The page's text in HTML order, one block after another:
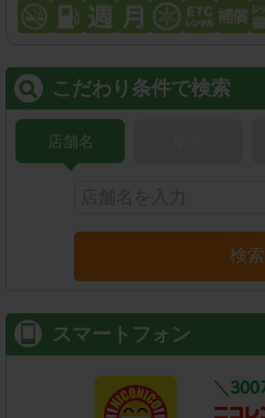
こだわり条件で検索
店舗名
検索
スマートフォン